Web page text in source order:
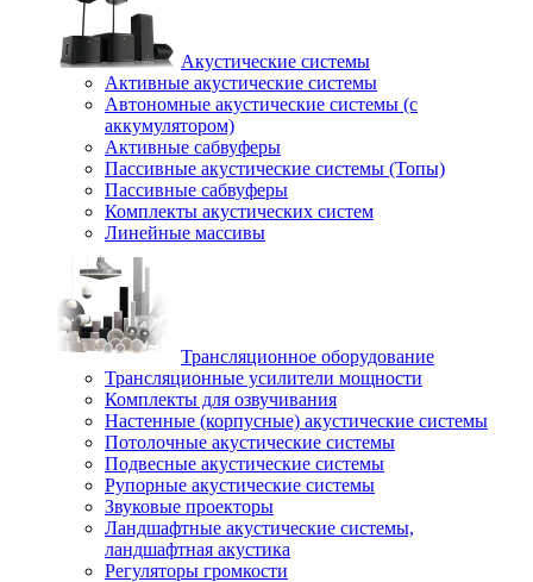
Акустические системы
Активные акустические системы
Автономные акустические системы (с
аккумулятором)
Активные сабвуферы
Пассивные акустические системы (Топы)
Пассивные сабвуферы
Комплекты акустических систем
Линейные массивы
Трансляционное оборудование
Трансляционные усилители мощности
Комплекты для озвучивания
Настенные (корпусные) акустические системы
Потолочные акустические системы
Подвесные акустические системы
Рупорные акустические системы
Звуковые проекторы
Ландшафтные акустические системы,
ландшафтная акустика
Регуляторы громкости